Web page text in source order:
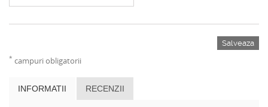
Salveaza
* campuri obligatorii
INFORMATII RECENZII